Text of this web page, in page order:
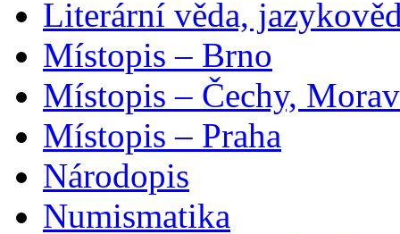
Literární věda,
Místopis – Brno
Místopis – Čechy,
Místopis – Praha
Národopis
Numismatika